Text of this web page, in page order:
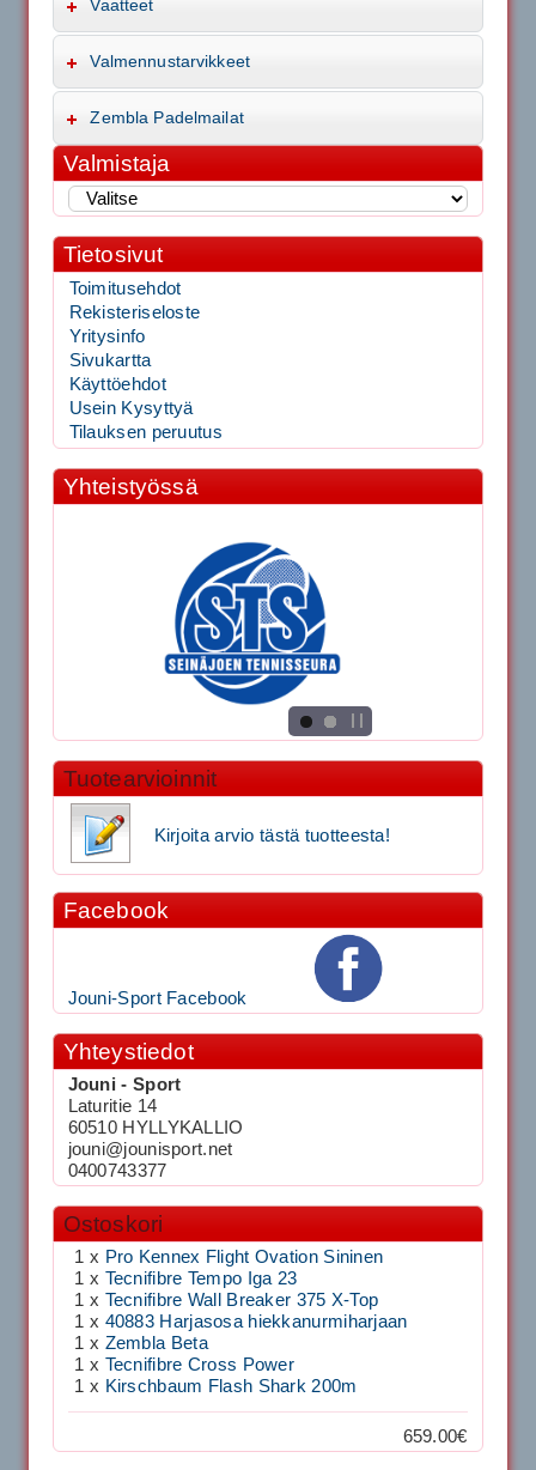
Vaatteet
Valmennustarvikkeet
Zembla Padelmailat
Valmistaja
Tietosivut
Toimitusehdot
Rekisteriseloste
Yritysinfo
Sivukartta
Käyttöehdot
Usein Kysyttyä
Tilauksen peruutus
Yhteistyössä
Tuotearvioinnit
Kirjoita arvio tästä tuotteesta!
Facebook
Jouni-Sport Facebook
Yhteystiedot
Jouni - Sport
Laturitie 14
60510 HYLLYKALLIO
jouni@jounisport.net
0400743377
Ostoskori
1 x Pro Kennex Flight Ovation Sininen
1 x Tecnifibre Tempo Iga 23
1 x Tecnifibre Wall Breaker 375 X-Top
1 x 40883 Harjasosa hiekkanurmiharjaan
1 x Zembla Beta
1 x Tecnifibre Cross Power
1 x Kirschbaum Flash Shark 200m
659.00€